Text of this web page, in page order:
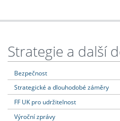
Strategie a další
Bezpečnost
Strategické a dlouhodobé záměry
FF UK pro udržitelnost
Výroční zprávy